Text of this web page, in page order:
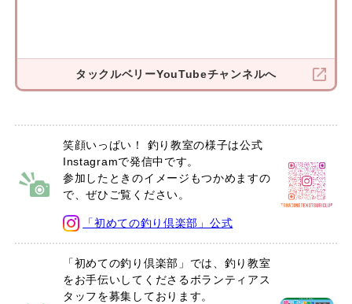
タックルベリーYouTubeチャンネルへ
笑顔いっぱい！ 釣り教室の様子は公式
Instagramで発信中です。
参加したときのイメージもつかめますの
で、ぜひご覧ください。
「初めての釣り倶楽部」公式
「初めての釣り倶楽部」では、釣り教室
をお手伝いしてくださるボランティアス
タッフを募集しております。